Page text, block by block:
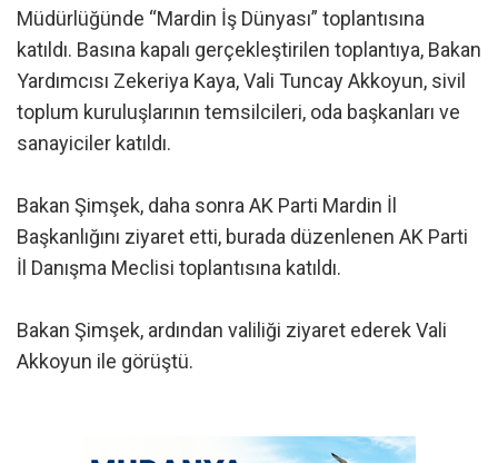
Müdürlüğünde “Mardin İş Dünyası” toplantısına
katıldı. Basına kapalı gerçekleştirilen toplantıya, Bakan
Yardımcısı Zekeriya Kaya, Vali Tuncay Akkoyun, sivil
toplum kuruluşlarının temsilcileri, oda başkanları ve
sanayiciler katıldı.
Bakan Şimşek, daha sonra AK Parti Mardin İl
Başkanlığını ziyaret etti, burada düzenlenen AK Parti
İl Danışma Meclisi toplantısına katıldı.
Bakan Şimşek, ardından valiliği ziyaret ederek Vali
Akkoyun ile görüştü.